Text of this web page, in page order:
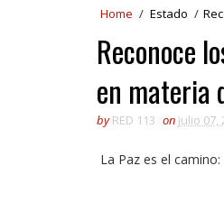
Home / Estado /
Reconoce
en materia
by RED 113 on julio 07,
La Paz es el